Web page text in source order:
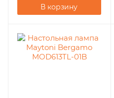
В корзину